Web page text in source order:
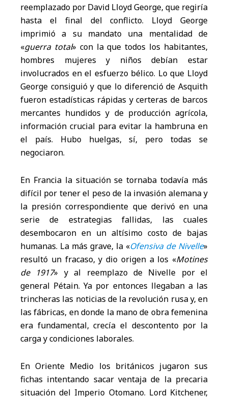
reemplazado por David Lloyd George, que regiría
hasta el final del conflicto. Lloyd George
imprimió a su mandato una mentalidad de
«guerra total» con la que todos los habitantes,
hombres mujeres y niños debían estar
involucrados en el esfuerzo bélico. Lo que Lloyd
George consiguió y que lo diferenció de Asquith
fueron estadísticas rápidas y certeras de barcos
mercantes hundidos y de producción agrícola,
información crucial para evitar la hambruna en
el país. Hubo huelgas, sí, pero todas se
negociaron.
En Francia la situación se tornaba todavía más
difícil por tener el peso de la invasión alemana y
la presión correspondiente que derivó en una
serie de estrategias fallidas, las cuales
desembocaron en un altísimo costo de bajas
humanas. La más grave, la «Ofensiva de Nivelle»
resultó un fracaso, y dio origen a los «Motines
de 1917» y al reemplazo de Nivelle por el
general Pétain. Ya por entonces llegaban a las
trincheras las noticias de la revolución rusa y, en
las fábricas, en donde la mano de obra femenina
era fundamental, crecía el descontento por la
carga y condiciones laborales.
En Oriente Medio los británicos jugaron sus
fichas intentando sacar ventaja de la precaria
situación del Imperio Otomano. Lord Kitchener,